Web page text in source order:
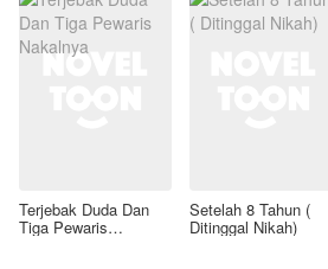
Terjebak Duda Dan
Tiga Pewaris
Setelah 8 Tahun (
Ditinggal Nikah)